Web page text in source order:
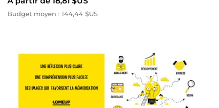
Budget moyen : 144,44 $US